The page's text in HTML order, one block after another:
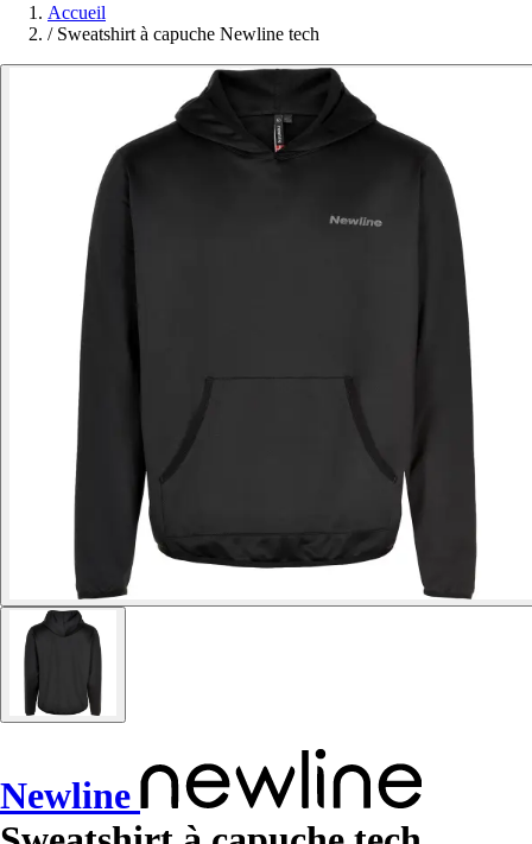
Accueil
/ Sweatshirt à capuche Newline tech
Newline